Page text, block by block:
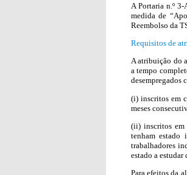
A Portaria n.º
medida de
Reembolso da
Requisitos de
A atribuição do
a tempo
desempregados
(i) inscritos em
meses
(ii) inscritos em
tenham estado
trabalhadores
estado a estudar
Para efeitos da